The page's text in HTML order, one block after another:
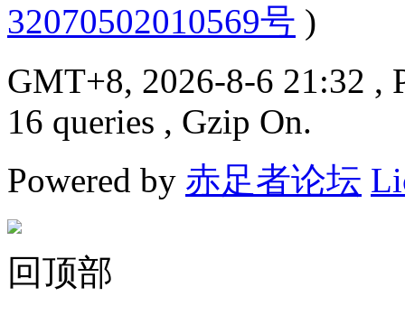
32070502010569号 )
GMT+8, 2026-8-6 21:32 ,
16 queries , Gzip On.
Powered by 赤足者论坛
回顶部